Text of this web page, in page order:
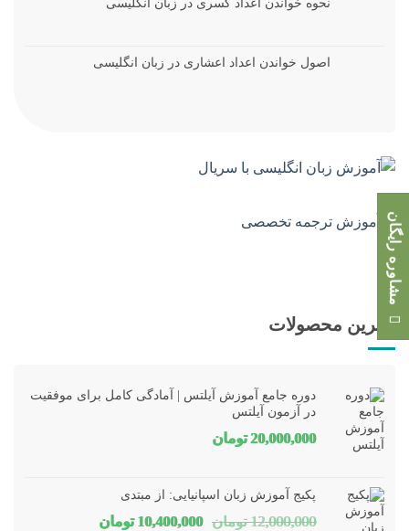
نحوه خواندن اعداد کسری در زبان انگلیسی
اصول خواندن اعداد اعشاری در زبان انگلیسی
بهترین محصولات
دوره جامع آموزش آیلتس | آمادگی کامل برای موفقیت
در آزمون آیلتس
20,000,000 تومان
پکیج آموزش زبان اسپانیایی: از مبتدی
12,000,000 تومان قیمت
10,400,000 تومانقیمت
مشاوره رایگان